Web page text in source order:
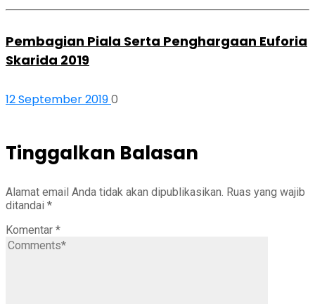
Pembagian Piala Serta Penghargaan Euforia
Skarida 2019
12 September 20190
Tinggalkan Balasan
Alamat email Anda tidak akan dipublikasikan. Ruas yang wajib
ditandai *
Komentar *